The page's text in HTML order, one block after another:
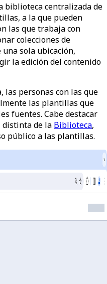
biblioteca centralizada de
a la que pueden
las que trabaja con
colecciones de
sola ubicación,
la edición del contenido
las personas con las que
las plantillas que
fuentes. Cabe destacar
distinta de la Biblioteca,
público a las plantillas.